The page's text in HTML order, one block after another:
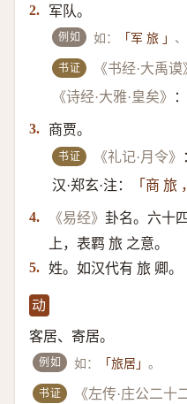
2. 军队。
例如 如： 「军 旅 」 、
书证 《书经·大禹谟
《诗经·大雅·皇矣》
：
3. 商贾。
书证 《礼记·月令》
汉·郑玄·注：
「商 旅
4. 《易经》 卦名。六十
上，表羁 旅 之意。
5. 姓。如汉代有 旅 卿。
动
客居、寄居。
例如 如： 「旅居」。
书证 《左传·庄公二十